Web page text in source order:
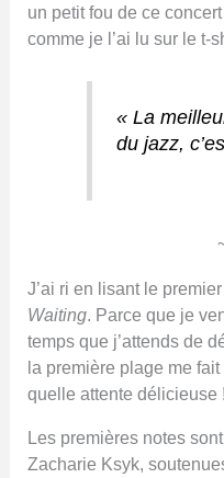
un petit fou de ce
comme je l’ai lu sur le t-
« La
du jazz,
J’ai ri en lisant le
Waiting . Parce que je
temps que j’attends de
la première plage me
quelle attente délicieuse !
Les premières notes
Zacharie Ksyk,